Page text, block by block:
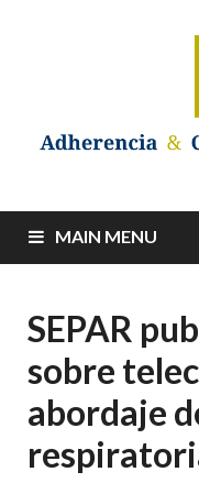
Adherencia –
MAIN MENU
SEPAR
sobre
abordaje